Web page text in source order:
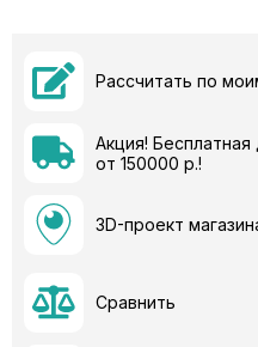
Рассчитать по
Акция!
от 150000 р.!
3D-проект
Сравнить